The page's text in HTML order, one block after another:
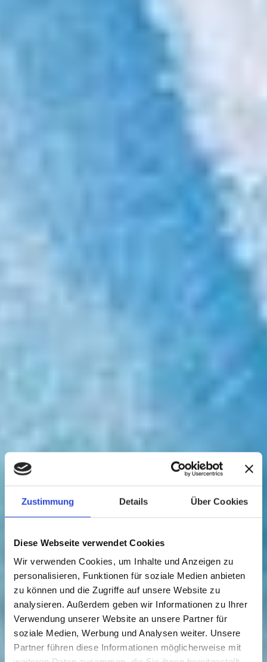
Zustimmung Details Über Cookies
Diese Webseite verwendet Cookies
Wir verwenden Cookies, um Inhalte und Anzeigen zu
personalisieren, Funktionen für soziale Medien anbieten
zu können und die Zugriffe auf unsere Website zu
analysieren. Außerdem geben wir Informationen zu Ihrer
Verwendung unserer Website an unsere Partner für
soziale Medien, Werbung und Analysen weiter. Unsere
Partner führen diese Informationen möglicherweise mit